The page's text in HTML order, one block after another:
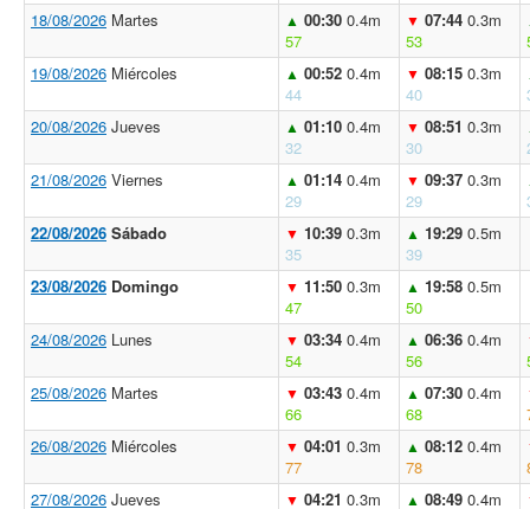
18/08/2026 Martes ▲ 00:30 0.4m
57
▼ 07:44 0.3m
53
19/08/2026 Miércoles ▲ 00:52 0.4m
44
▼ 08:15 0.3m
40
20/08/2026 Jueves ▲ 01:10 0.4m
32
▼ 08:51 0.3m
30
21/08/2026 Viernes ▲ 01:14 0.4m
29
▼ 09:37 0.3m
29
22/08/2026 Sábado ▼ 10:39 0.3m
35
▲ 19:29 0.5m
39
23/08/2026 Domingo ▼ 11:50 0.3m
47
▲ 19:58 0.5m
50
24/08/2026 Lunes ▼ 03:34 0.4m
54
▲ 06:36 0.4m
56
25/08/2026 Martes ▼ 03:43 0.4m
66
▲ 07:30 0.4m
68
26/08/2026 Miércoles ▼ 04:01 0.3m
77
▲ 08:12 0.4m
78
27/08/2026 Jueves ▼ 04:21 0.3m
▲ 08:49 0.4m